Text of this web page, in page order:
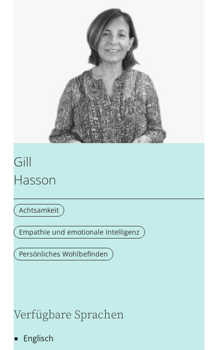
Gill
Hasson
Achtsamkeit
Empathie und emotionale Intelligenz
Persönliches Wohlbefinden
Verfügbare Sprachen
Englisch